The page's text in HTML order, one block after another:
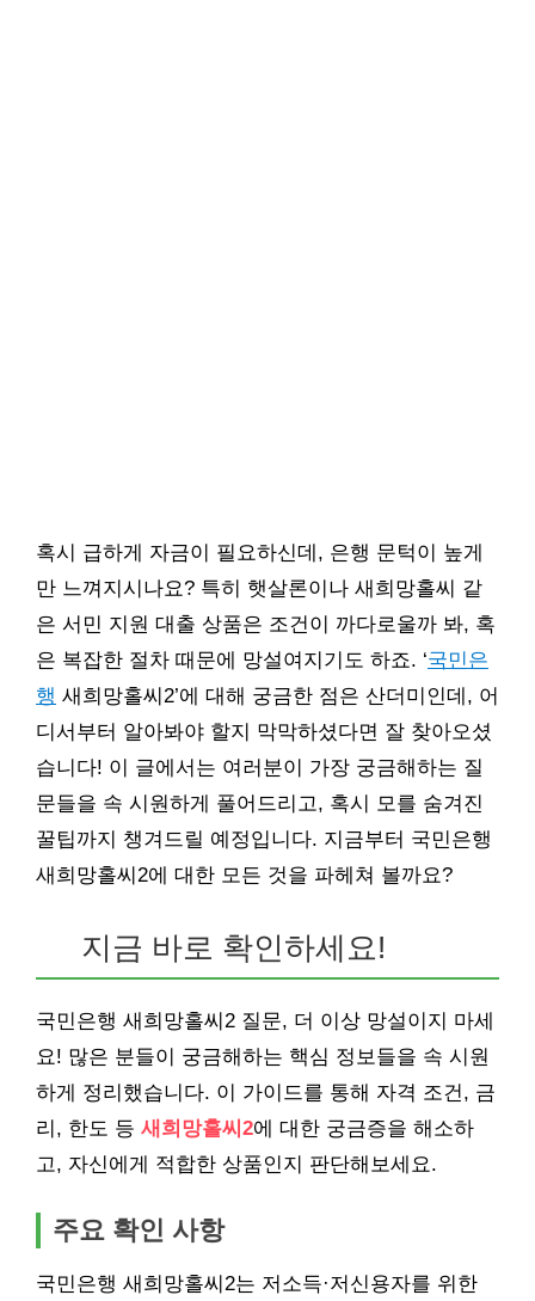
혹시 급하게 자금이 필요하신데, 은행 문턱이 높게
만 느껴지시나요? 특히 햇살론이나 새희망홀씨 같
은 서민 지원 대출 상품은 조건이 까다로울까 봐, 혹
은 복잡한 절차 때문에 망설여지기도 하죠. ‘국민은
행 새희망홀씨2’에 대해 궁금한 점은 산더미인데, 어
디서부터 알아봐야 할지 막막하셨다면 잘 찾아오셨
습니다! 이 글에서는 여러분이 가장 궁금해하는 질
문들을 속 시원하게 풀어드리고, 혹시 모를 숨겨진
꿀팁까지 챙겨드릴 예정입니다. 지금부터 국민은행
새희망홀씨2에 대한 모든 것을 파헤쳐 볼까요?
지금 바로 확인하세요!
국민은행 새희망홀씨2 질문, 더 이상 망설이지 마세
요! 많은 분들이 궁금해하는 핵심 정보들을 속 시원
하게 정리했습니다. 이 가이드를 통해 자격 조건, 금
리, 한도 등 새희망홀씨2에 대한 궁금증을 해소하
고, 자신에게 적합한 상품인지 판단해보세요.
주요 확인 사항
국민은행 새희망홀씨2는 저소득·저신용자를 위한